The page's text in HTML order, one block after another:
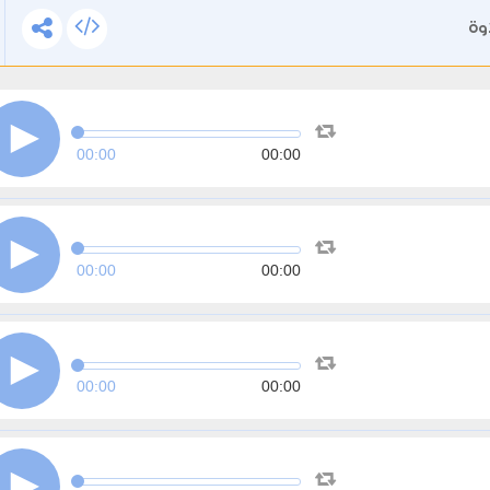
00:00 00:00
00:00 00:00
00:00 00:00